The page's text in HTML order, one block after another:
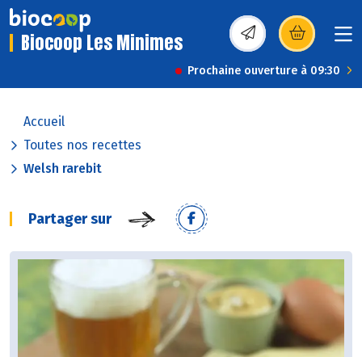
Biocoop Les Minimes (s’ouvre dans une
Prochaine ouverture à 09:30
Accueil
Toutes nos recettes
Welsh rarebit
Partager sur